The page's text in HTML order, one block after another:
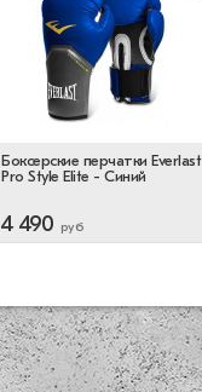
Боксерские перчатки Everlast
Pro Style Elite - Синий
4 490 руб